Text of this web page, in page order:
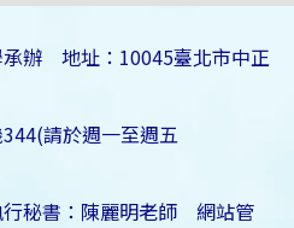
承辦 地址：10045臺北市中正
請於週一至週五
秘書：陳麗明老師 網站管